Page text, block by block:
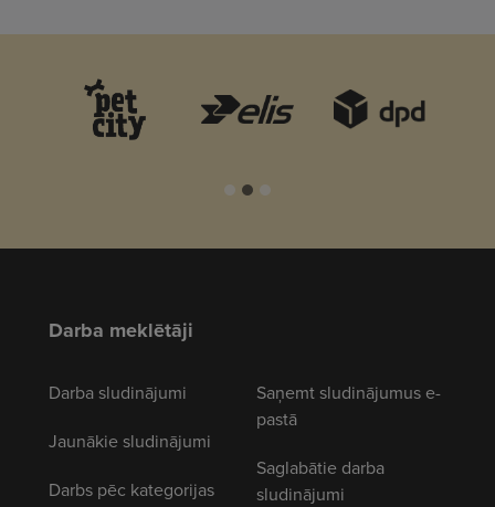
Darba meklētāji
Darba sludinājumi
Jaunākie sludinājumi
Darbs pēc kategorijas
Saņemt sludinājumus e-
pastā
Saglabātie darba
sludinājumi